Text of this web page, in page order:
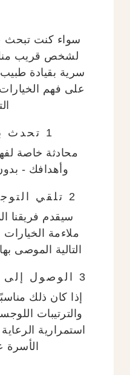
سواء كنت تبحث
لشخص قريب
سرية بقيادة
على فهم
1 تحدث بسرية تامة
محادثة خاصة
وأهدافك -
2 تلقي التوجيهات السريرية
سيقدم فريقنا
ملاءمة
التالية الموصى
3 الوصول إلى الرعاية المنسقة
إذا كان ذلك
والترتيبات
استمرارية
الأسرة